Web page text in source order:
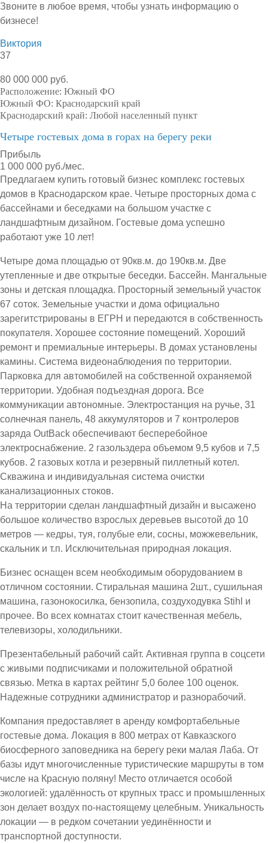
Звоните в любое время, чтобы узнать информацию о
бизнесе!
Виктория
37
80 000 000 руб.
Расположение: Южный ФО
Южный ФО: Краснодарский край
Краснодарский край: Любой населенный пункт
Четыре гостевых дома в горах на берегу реки
Прибыль
1 000 000 руб./мес.
Предлагаем купить готовый бизнес комплекс гостевых
домов в Краснодарском крае. Четыре просторных дома с
бассейнами и беседками на большом участке с
ландшафтным дизайном. Гостевые дома успешно
работают уже 10 лет!
Четыре дома площадью от 90кв.м. до 190кв.м. Две
утепленные и две открытые беседки. Бассейн. Мангальные
зоны и детская площадка. Просторный земельный участок
67 соток. Земельные участки и дома официально
зарегитстрированы в ЕГРН и передаются в собственность
покупателя. Хорошее состояние помещений. Хороший
ремонт и премиальные интерьеры. В домах установлены
камины. Система видеонаблюдения по территории.
Парковка для автомобилей на собственной охраняемой
территории. Удобная подъездная дорога. Все
коммуникации автономные. Электростанция на ручье, 31
солнечная панель, 48 аккумуляторов и 7 контролеров
заряда OutBack обеспечивают бесперебойное
электроснабжение. 2 газольздера объемом 9,5 кубов и 7,5
кубов. 2 газовых котла и резервный пиллетный котел.
Скважина и индивидуальная система очистки
канализационных стоков.
На территории сделан ландшафтный дизайн и высажено
большое количество взрослых деревьев высотой до 10
метров — кедры, туя, голубые ели, сосны, можжевельник,
скальник и т.п. Исключительная природная локация.
Бизнес оснащен всем необходимым оборудованием в
отличном состоянии. Стиральная машина 2шт., сушильная
машина, газонокосилка, бензопила, создуходувка Stihl и
прочее. Во всех комнатах стоит качественная мебель,
телевизоры, холодильники.
Презентабельный рабочий сайт. Активная группа в соцсети
с живыми подписчиками и положительной обратной
связью. Метка в картах рейтинг 5,0 более 100 оценок.
Надежные сотрудники администратор и разнорабочий.
Компания предоставляет в аренду комфортабельные
гостевые дома. Локация в 800 метрах от Кавказского
биосферного заповедника на берегу реки малая Лаба. От
базы идут многочисленные туристические маршруты в том
числе на Красную поляну! Место отличается особой
экологией: удалённость от крупных трасс и промышленных
зон делает воздух по-настоящему целебным. Уникальность
локации — в редком сочетании уединённости и
транспортной доступности.